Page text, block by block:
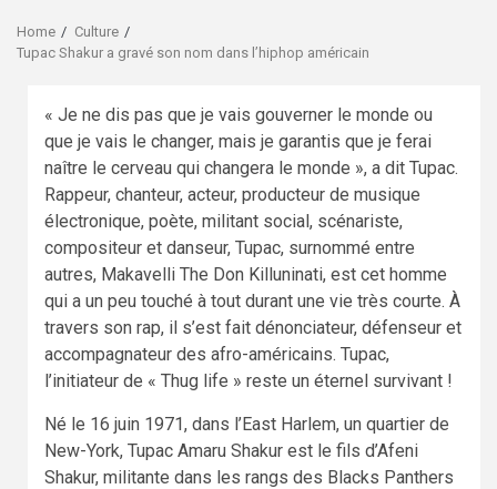
Home
Culture
Tupac Shakur a gravé son nom dans l’hiphop américain
« Je ne dis pas que je vais gouverner le monde ou
que je vais le changer, mais je garantis que je ferai
naître le cerveau qui changera le monde », a dit Tupac.
Rappeur, chanteur, acteur, producteur de musique
électronique, poète, militant social, scénariste,
compositeur et danseur, Tupac, surnommé entre
autres, Makavelli The Don Killuninati, est cet homme
qui a un peu touché à tout durant une vie très courte. À
travers son rap, il s’est fait dénonciateur, défenseur et
accompagnateur des afro-américains. Tupac,
l’initiateur de « Thug life » reste un éternel survivant !
Né le 16 juin 1971, dans l’East Harlem, un quartier de
New-York, Tupac Amaru Shakur est le fils d’Afeni
Shakur, militante dans les rangs des Blacks Panthers